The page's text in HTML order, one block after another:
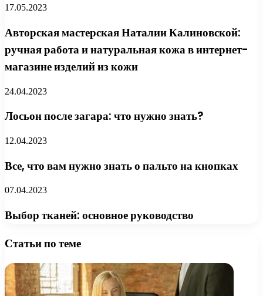
17.05.2023
Авторская мастерская Наталии Калиновской:
ручная работа и натуральная кожа в интернет-
магазине изделий из кожи
24.04.2023
Лосьон после загара: что нужно знать?
12.04.2023
Все, что вам нужно знать о пальто на кнопках
07.04.2023
Выбор тканей: основное руководство
Статьи по теме